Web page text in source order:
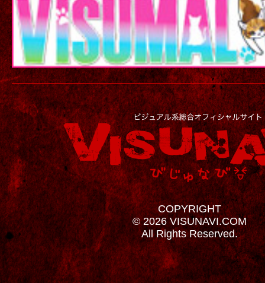
COPYRIGHT
© 2026 VISUNAVI.COM
All Rights Reserved.